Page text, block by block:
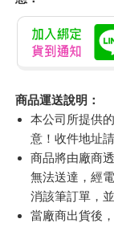
商品運送說明：
本公司所提供
意！收件地址
商品將由廠商
無法送達，經
消該筆訂單，
當廠商出貨後